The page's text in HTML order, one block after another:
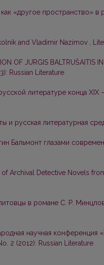
«другое пространство» в
and Vladimir Nazimov ,
OF JURGIS BALTRUŠAITIS
Russian Literature
литературе конца XIX
и русская литературная
Бальмонт глазами
of Archival Detective Novels
в романе С. Р.
научная конференция
2 (2012): Russian Literature